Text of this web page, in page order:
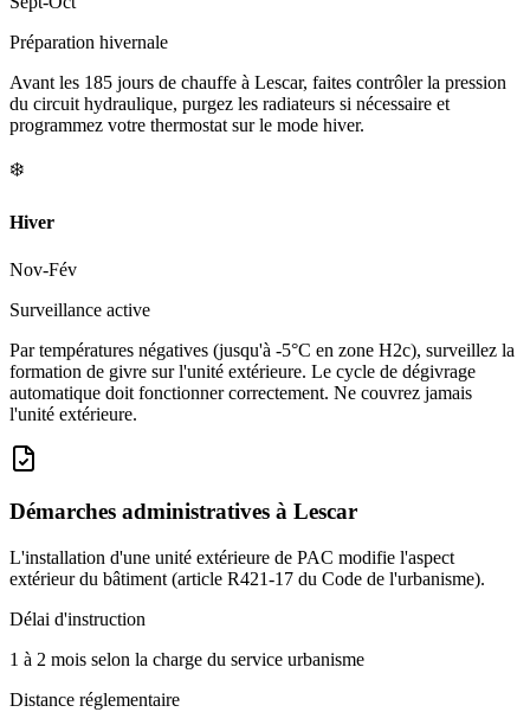
Préparation hivernale
Avant les 185 jours de chauffe à Lescar, faites contrôler la pression
du circuit hydraulique, purgez les radiateurs si nécessaire et
programmez votre thermostat sur le mode hiver.
❄️
Hiver
Nov-Fév
Surveillance active
Par températures négatives (jusqu'à -5°C en zone H2c), surveillez la
formation de givre sur l'unité extérieure. Le cycle de dégivrage
automatique doit fonctionner correctement. Ne couvrez jamais
l'unité extérieure.
Démarches administratives à Lescar
L'installation d'une unité extérieure de PAC modifie l'aspect
extérieur du bâtiment (article R421-17 du Code de l'urbanisme).
Délai d'instruction
1 à 2 mois selon la charge du service urbanisme
Distance réglementaire